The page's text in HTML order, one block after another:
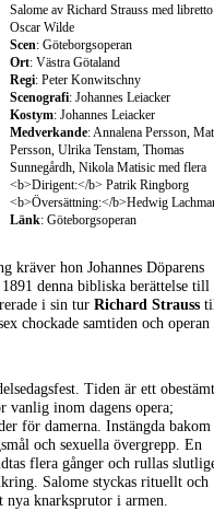
Salome av Richard Strauss med
Oscar Wilde
Scen: Göteborgsoperan
Ort: Västra Götaland
Regi: Peter Konwitschny
Scenografi: Johannes Leiacker
Kostym: Johannes Leiacker
Medverkande: Annalena Persson,
Persson, Ulrika Tenstam, Thomas
Sunnegårdh, Nikola Matisic med flera
<b>Dirigent:</b> Patrik Ringborg
<b>Översättning:</b>Hedwig
Länk: Göteborgsoperan
kräver hon Johannes Döparens
1891 denna bibliska berättelse till
i sin tur Richard Strauss
chockade samtiden och operan
Tiden är ett obestämt
vanlig inom dagens opera;
för damerna. Instängda bakom
och sexuella övergrepp. En
flera gånger och rullas
Salome styckas rituellt och
nya knarksprutor i armen.